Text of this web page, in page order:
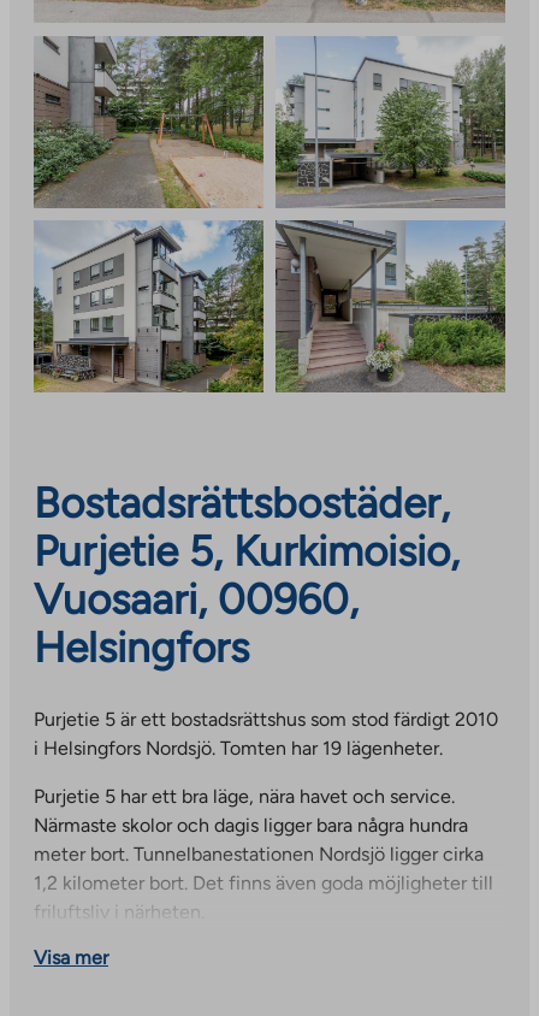
Bostadsrättsbostäder,
Purjetie 5, Kurkimoisio,
Vuosaari, 00960,
Helsingfors
Purjetie 5 är ett bostadsrättshus som stod färdigt 2010
i Helsingfors Nordsjö. Tomten har 19 lägenheter.
Purjetie 5 har ett bra läge, nära havet och service.
Närmaste skolor och dagis ligger bara några hundra
meter bort. Tunnelbanestationen Nordsjö ligger cirka
1,2 kilometer bort. Det finns även goda möjligheter till
friluftsliv i närheten.
Visa mer